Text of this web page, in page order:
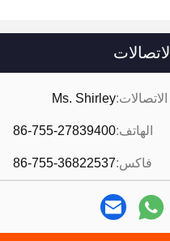
الاتصالات
الاتصالات:Ms. Shirley
الهاتف:86-755-27839400
فاكس:86-755-36822537